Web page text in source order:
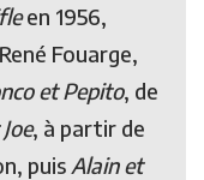
en 1956,
Fouarge,
et Pepito, de
, à partir de
puis Alain et